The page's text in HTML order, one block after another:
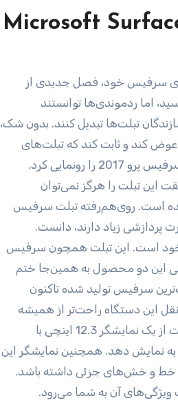
Microsoft
سرفیس خود، فصل جدیدی از
اما ردموندی‌ها توانستند
تبلت‌ها تبدیل کنند. بدون شک،
هیبریدی) عوض کند و ثابت کند که تبلت‌های
هیبریدی آمده‌اند تا بمانند. این شرکت آمریکایی در ادامه‌ی راهی که خود به راه انداخته، تبلت سرفیس پرو 2017 را رونمایی کرد.
این تبلت را هرگز نمی‌توان
تنها با بهبودهای قابل‌توجهی نسبت به سرفیس پرو 4 همراه شده است. روی‌هم‌رفته تبلت سرفیس
پردازشی زیاد دارند، دانست.
گذشته‌ی خود است. این تبلت همچون سرفیس
این دو محصول به همین‌جا ختم
دقیقا مشابه با پرو 4 است. علاوه بر این باید پرو 2017 را باریک‌ترین سرفیس تولید شده تاکنون
تنها 768 گرم است. از این‌رو حمل‌ونقل این دستگاه راحت‌تر از همیشه
صورت می‌گیرد. در زمینه‌ی نمایشگر، پرو 2017 مانند سرفیس پرو 4 تاثیرگذار است. مایکروسافت از یک نمایشگر 12.3 اینچی با
به نمایش دهد. همچنین نمایشگر این
خوبی در برابر خط و خش‌های جزئی داشته باشد.
آن به شما می‌رود.